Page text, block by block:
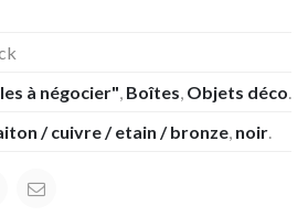
à négocier" Boîtes Objets déco
/ cuivre / etain / bronze noir